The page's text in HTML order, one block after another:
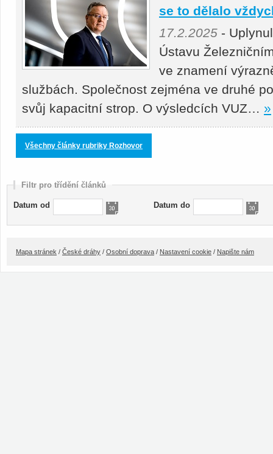
se to dělalo
17.2.2025 -
Ústavu
ve znamení
službách. Společnost zejména ve druhé
svůj kapacitní strop. O výsledcích VUZ… »
Všechny články rubriky Rozhovor
Filtr pro třídění článků
Datum od Datum do
Mapa stránek / České dráhy / Osobní doprava / Nastavení cookie / Napište nám